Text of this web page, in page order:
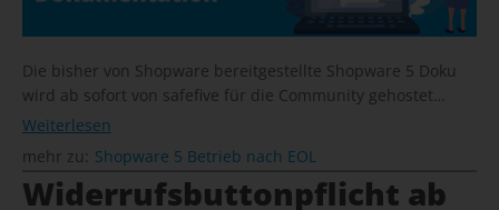
Die bisher von Shopware bereitgestellte Shopware 5 Doku
wird ab sofort von safefive für die Community gehostet…
Weiterlesen
mehr zu: Shopware 5 Betrieb nach EOL
Widerrufsbuttonpflicht ab